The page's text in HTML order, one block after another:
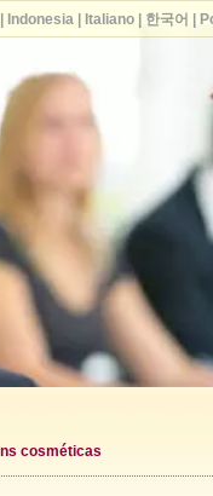
cosméticas
Indonesia| Italiano| 한국어